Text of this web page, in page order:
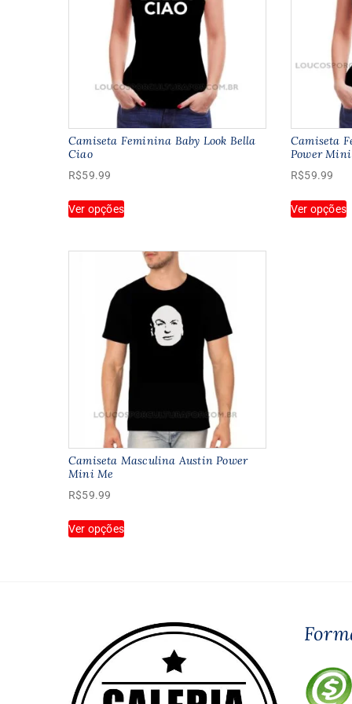
ser
escolhidas
na
página
do
produto
do
Camiseta Feminina Baby Look Bella
Ciao
R$59.99
Ver opções
Este
produto
várias
variantes.
As
podem
escolhidas
na
página
produto
Camiseta
Power
R$59.99
Ver opções
Camiseta Masculina Austin Power
Mini Me
R$59.99
Ver opçõesproduto
opções
podem
escolhidas
na